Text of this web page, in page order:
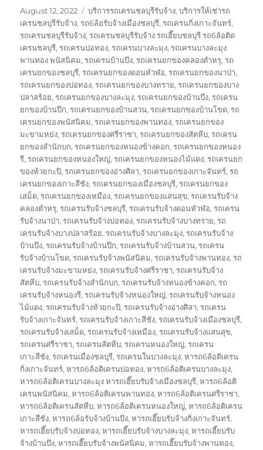
Posted
on
August 12, 2022 Tags
บริการรถเครนชลบุรีรับจ้าง,บริการให้เช่ารถ
เครนชลบุรีรับจ้าง,รถ6ล้อรับจ้างเมืองชลบุรี,รถเครนกิ่งเกาะจันทร์,
รถเครนชลบุรีรับจ้าง,รถเครนชลบุรีรับจ้าง รถเฮี๊ยบชลบุรี รถ6ล้อติด
เครนชลบุรี,รถเครนบ่อทอง,รถเครนบางละมุง,รถเครนบางละมุง
พานทอง พนัสนิคม,รถเครนบ้านบึง,รถเครนยกของคลองตำหรุ,รถ
เครนยกของชลบุรี,รถเครนยกของดอนหัวฬ่อ,รถเครนยกของนาป่า,
รถเครนยกของบ่อทอง,รถเครนยกของบางทราย,รถเครนยกของบาง
ปลาสร้อย,รถเครนยกของบางละมุง,รถเครนยกของบ้านบึง,รถเครน
ยกของบ้านปึก,รถเครนยกของบ้านสวน,รถเครนยกของบ้านโขด,รถ
เครนยกของพนัสนิคม,รถเครนยกของพานทอง,รถเครนยกของ
มะขามหย่ง,รถเครนยกของศรีราชา,รถเครนยกของสัตหีบ,รถเครน
ยกของสำนักบก,รถเครนยกของหนองข้างคอก,รถเครนยกของหนอง
รี,รถเครนยกของหนองใหญ่,รถเครนยกของหนองไม้แดง,รถเครนยก
ของห้วยกะปิ,รถเครนยกของอ่างศิลา,รถเครนยกของเกาะจันทร์,รถ
เครนยกของเกาะสีชัง,รถเครนยกของเมืองชลบุรี,รถเครนยกของ
เสม็ด,รถเครนยกของเหมือง,รถเครนยกของแสนสุข,รถเครนรับจ้าง
คลองตำหรุ,รถเครนรับจ้างชลบุรี,รถเครนรับจ้างดอนหัวฬ่อ,รถเครน
รับจ้างนาป่า,รถเครนรับจ้างบ่อทอง,รถเครนรับจ้างบางทราย,รถ
เครนรับจ้างบางปลาสร้อย,รถเครนรับจ้างบางละมุง,รถเครนรับจ้าง
บ้านบึง,รถเครนรับจ้างบ้านปึก,รถเครนรับจ้างบ้านสวน,รถเครน
รับจ้างบ้านโขด,รถเครนรับจ้างพนัสนิคม,รถเครนรับจ้างพานทอง,รถ
เครนรับจ้างมะขามหย่ง,รถเครนรับจ้างศรีราชา,รถเครนรับจ้าง
สัตหีบ,รถเครนรับจ้างสำนักบก,รถเครนรับจ้างหนองข้างคอก,รถ
เครนรับจ้างหนองรี,รถเครนรับจ้างหนองใหญ่,รถเครนรับจ้างหนอง
ไม้แดง,รถเครนรับจ้างห้วยกะปิ,รถเครนรับจ้างอ่างศิลา,รถเครน
รับจ้างเกาะจันทร์,รถเครนรับจ้างเกาะสีชัง,รถเครนรับจ้างเมืองชลบุรี,
รถเครนรับจ้างเสม็ด,รถเครนรับจ้างเหมือง,รถเครนรับจ้างแสนสุข,
รถเครนศรีราชา,รถเครนสัตหีบ,รถเครนหนองใหญ่,รถเครน
เกาะสีชัง,รถเครนเมืองชลบุรี,รถเครนในบางละมุง,หารถ6ล้อติเครน
กิ่งเกาะจันทร์,หารถ6ล้อติเครนบ่อทอง,หารถ6ล้อติเครนบางละมุง,
หารถ6ล้อติเครนบางละมุง หารถเฮี๊ยบรับจ้างเมืองชลบุรี,หารถ6ล้อติ
เครนพนัสนิคม,หารถ6ล้อติเครนพานทอง,หารถ6ล้อติเครนศรีราชา,
หารถ6ล้อติเครนสัตหีบ,หารถ6ล้อติเครนหนองใหญ่,หารถ6ล้อติเครน
เกาะสีชัง,หารถ6ล้อรับจ้างบ้านบึง,หารถเฮี๊ยบรับจ้างกิ่งเกาะจันทร์,
หารถเฮี๊ยบรับจ้างบ่อทอง,หารถเฮี๊ยบรับจ้างบางละมุง,หารถเฮี๊ยบรับ
จ้างบ้านบึง,หารถเฮี๊ยบรับจ้างพนัสนิคม,หารถเฮี๊ยบรับจ้างพานทอง,